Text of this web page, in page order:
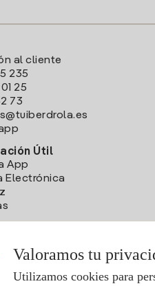
al cliente
235
25
73
Útil
App
Electrónica
Valoramos tu
Utilizamos cookies para